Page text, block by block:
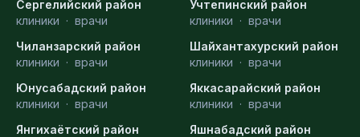
Сергелийский район
клиники · врачи
Учтепинский район
клиники · врачи
Чиланзарский район
клиники · врачи
Шайхантахурский район
клиники · врачи
Юнусабадский район
клиники · врачи
Яккасарайский район
клиники · врачи
Янгихаётский район
Яшнабадский район